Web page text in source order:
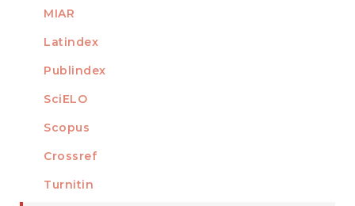
MIAR
Latindex
Publindex
SciELO
Scopus
MEMBER OF
Crossref
Turnitin